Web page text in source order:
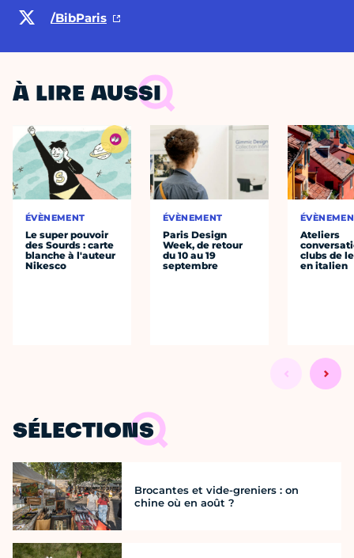
/BibParis
À LIRE AUSSI
ÉVÈNEMENT
Le super pouvoir
des Sourds : carte
blanche à l'auteur
Nikesco
ÉVÈNEMENT
Paris Design
Week, de retour
du 10 au 19
septembre
Ateliers
clubs de
en italien
SÉLECTIONS
Brocantes et vide-greniers : on
chine où en août ?